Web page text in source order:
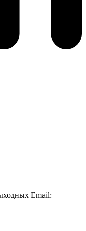
Email: